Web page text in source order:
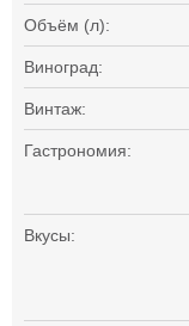
Объём (л):
Виноград:
Винтаж:
Гастрономия:
Вкусы: